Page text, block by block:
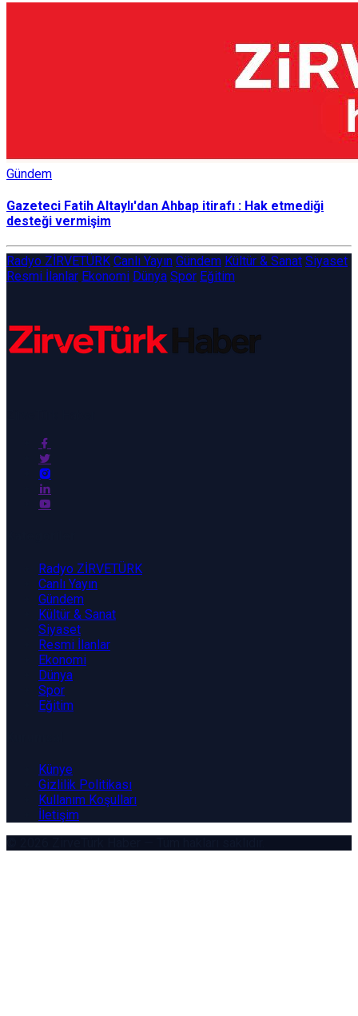
Gündem
Gazeteci Fatih Altaylı'dan Ahbap itirafı : Hak etmediği
desteği vermişim
Radyo ZİRVETÜRK Canlı Yayın Gündem Kültür & Sanat Siyaset
Resmi İlanlar Ekonomi Dünya Spor Eğitim
Radyo ZİRVETÜRK
Canlı Yayın
Gündem
Kültür & Sanat
Siyaset
Resmi İlanlar
Ekonomi
Dünya
Spor
Eğitim
Künye
Gizlilik Politikası
Kullanım Koşulları
İletişim